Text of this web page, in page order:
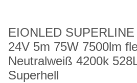
EIONLED
24V 5m 75W 7500lm
Neutralweiß 4200k
Superhell